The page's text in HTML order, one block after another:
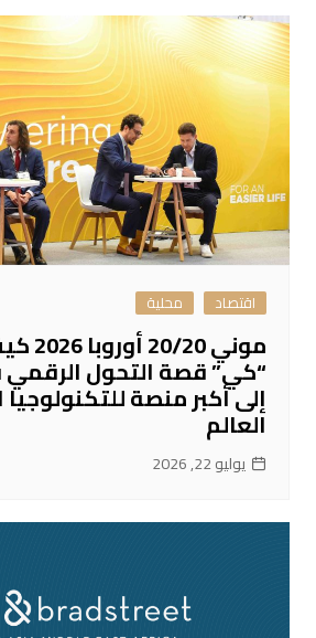
اقتصاد محلية
موني
“كي” قصة التحول الرقمي
إلى أكبر منصة
العالم
يوليو 22, 2026